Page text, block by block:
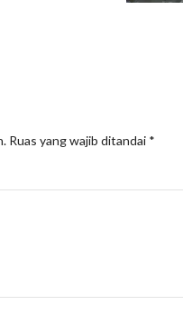
Ruas yang wajib ditandai *